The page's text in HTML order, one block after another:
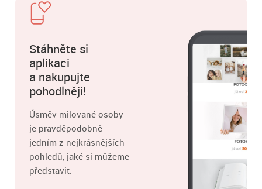
Stáhněte si
aplikaci
a nakupujte
pohodlněji!
Úsměv milované osoby
je pravděpodobně
jedním z nejkrásnějších
pohledů, jaké si můžeme
představit.